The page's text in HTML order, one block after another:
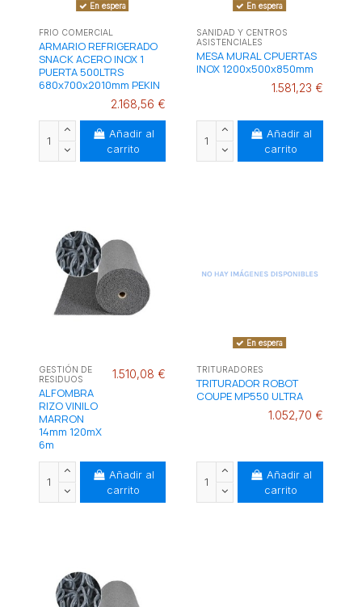
En espera
FRIO COMERCIAL
ARMARIO REFRIGERADO
SNACK ACERO INOX 1
PUERTA 500LTRS
680x700x2010mm PEKIN
2.168,56 €
Añadir al
carrito
En espera
SANIDAD Y CENTROS
ASISTENCIALES
MESA MURAL CPUERTAS
INOX 1200x500x850mm
1.581,23 €
Añadir al
carrito
GESTIÓN DE
RESIDUOS
ALFOMBRA
RIZO VINILO
MARRON
14mm 120mX
6m
1.510,08 €
Añadir al
carrito
En espera
TRITURADORES
TRITURADOR ROBOT
COUPE MP550 ULTRA
1.052,70 €
Añadir al
carrito